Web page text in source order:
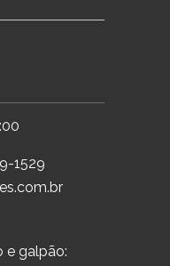
1529
e galpão: